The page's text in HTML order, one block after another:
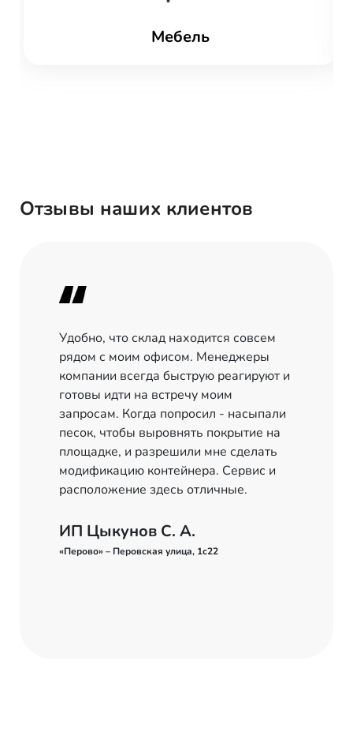
Мебель
Отзывы наших клиентов
Удобно, что склад находится совсем
рядом с моим офисом. Менеджеры
компании всегда быструю реагируют и
готовы идти на встречу моим
запросам. Когда попросил - насыпали
песок, чтобы выровнять покрытие на
площадке, и разрешили мне сделать
модификацию контейнера. Сервис и
расположение здесь отличные.
ИП Цыкунов С. А.
«Перово» – Перовская улица, 1с22